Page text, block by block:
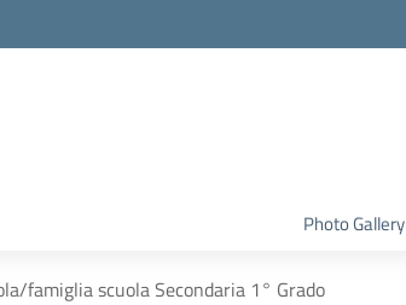
Photo Gallery
famiglia scuola Secondaria 1° Grado